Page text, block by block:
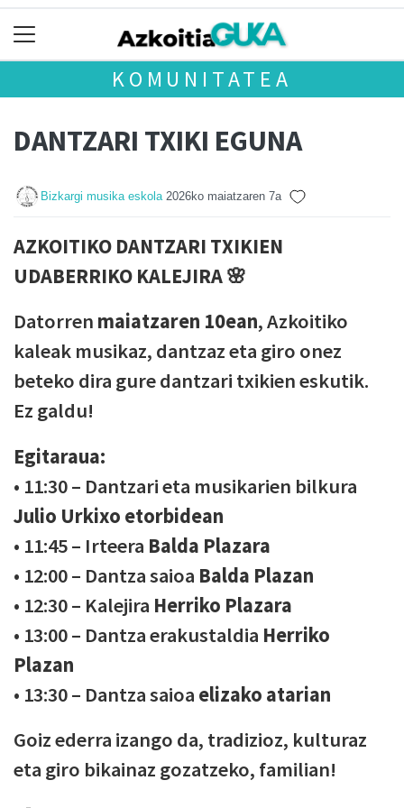
KOMUNITATEA
DANTZARI TXIKI EGUNA
Bizkargi musika eskola 2026ko maiatzaren 7a
AZKOITIKO DANTZARI TXIKIEN
UDABERRIKO KALEJIRA🌸
Datorren maiatzaren 10ean, Azkoitiko
kaleak musikaz, dantzaz eta giro onez
beteko dira gure dantzari txikien eskutik.
Ez galdu!
Egitaraua:
• 11:30 – Dantzari eta musikarien bilkura
Julio Urkixo etorbidean
• 11:45 – Irteera Balda Plazara
• 12:00 – Dantza saioa Balda Plazan
• 12:30 – Kalejira Herriko Plazara
• 13:00 – Dantza erakustaldia Herriko
Plazan
• 13:30 – Dantza saioa elizako atarian
Goiz ederra izango da, tradizioz, kulturaz
eta giro bikainaz gozatzeko, familian!